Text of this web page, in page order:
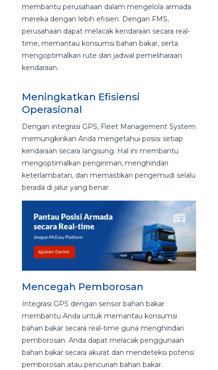
membantu perusahaan dalam mengelola armada
mereka dengan lebih efisien. Dengan FMS,
perusahaan dapat melacak kendaraan secara real-
time, memantau konsumsi bahan bakar, serta
mengoptimalkan rute dan jadwal pemeliharaan
kendaraan.
Meningkatkan Efisiensi
Operasional
Dengan integrasi GPS, Fleet Management System
memungkinkan Anda mengetahui posisi setiap
kendaraan secara langsung. Hal ini membantu
mengoptimalkan pengiriman, menghindari
keterlambatan, dan memastikan pengemudi selalu
berada di jalur yang benar.
Mencegah Pemborosan
Integrasi GPS dengan sensor bahan bakar
membantu Anda untuk memantau konsumsi
bahan bakar secara real-time guna menghindari
pemborosan. Anda dapat melacak penggunaan
bahan bakar secara akurat dan mendeteksi potensi
pemborosan atau pencurian bahan bakar.